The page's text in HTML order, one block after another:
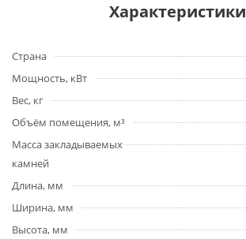
Характеристики
Страна
Мощность, кВт
Вес, кг
Объём помещения, м³
Масса закладываемых
камней
Длина, мм
Ширина, мм
Высота, мм